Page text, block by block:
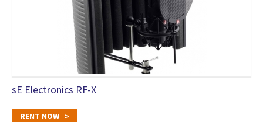
sE Electronics RF-X
RENT NOW >